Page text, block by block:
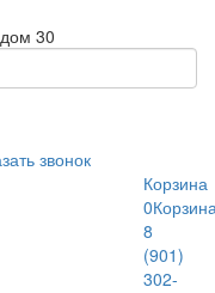
30
звонок
Корзина
0
8
(901)
302-